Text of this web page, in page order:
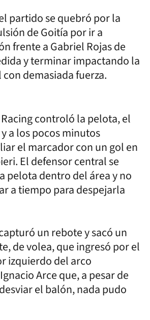
partido se quebró por la
de Goitía por ir a
frente a Gabriel Rojas de
y terminar impactando la
demasiada fuerza.
controló la pelota, el
a los pocos minutos
el marcador con un gol en
El defensor central se
pelota dentro del área y no
a tiempo para despejarla
un rebote y sacó un
de volea, que ingresó por el
izquierdo del arco
Arce que, a pesar de
el balón, nada pudo